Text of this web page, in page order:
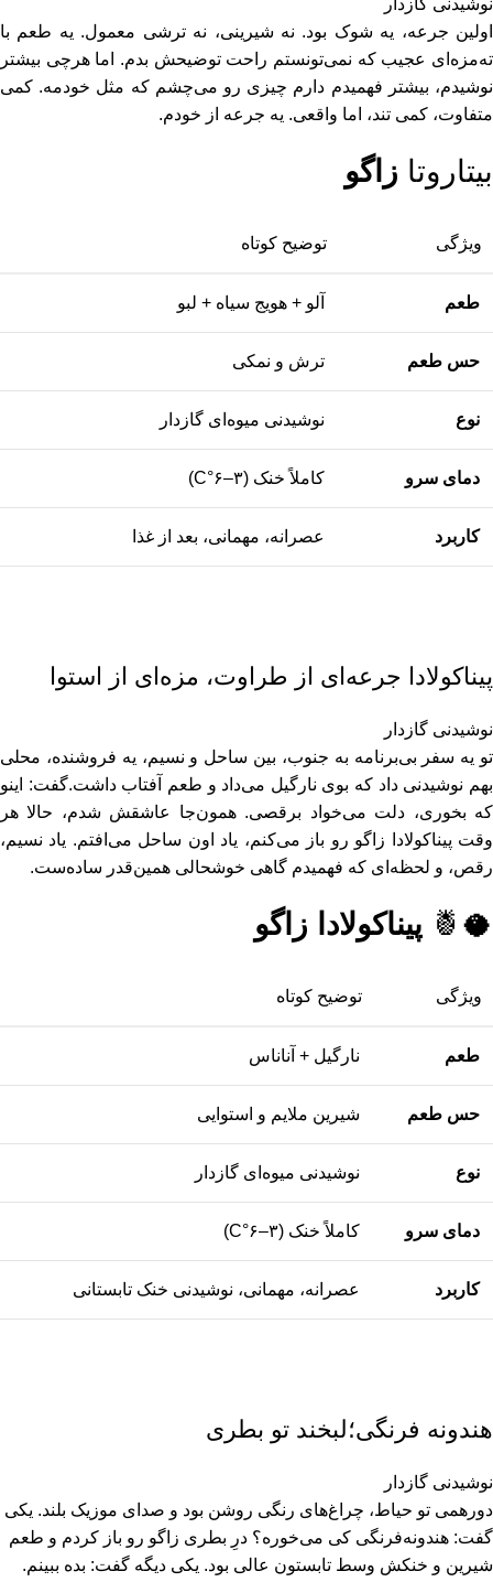
نوشیدنی گازدار
اولین جرعه، یه شوک بود. نه شیرینی، نه ترشی معمول. یه طعم با
ته‌مزه‌ای عجیب که نمی‌تونستم راحت توضیحش بدم. اما هرچی بیشتر
نوشیدم، بیشتر فهمیدم دارم چیزی رو می‌چشم که مثل خودمه. کمی
متفاوت، کمی تند، اما واقعی. یه جرعه از خودم.
بیتاروتا زاگو
ویژگی توضیح کوتاه
طعم آلو + هویج سیاه + لبو
حس طعم ترش و نمکی
نوع نوشیدنی میوه‌ای گازدار
دمای سرو کاملاً خنک (۳–۶°C)
کاربرد عصرانه، مهمانی، بعد از غذا
پیناکولادا جرعه‌ای از طراوت، مزه‌ای از استوا
نوشیدنی گازدار
تو یه سفر بی‌برنامه به جنوب، بین ساحل و نسیم، یه فروشنده، محلی
بهم نوشیدنی داد که بوی نارگیل می‌داد و طعم آفتاب داشت.گفت: اینو
که بخوری، دلت می‌خواد برقصی. همون‌جا عاشقش شدم، حالا هر
وقت پیناکولادا زاگو رو باز می‌کنم، یاد اون ساحل می‌افتم. یاد نسیم،
رقص، و لحظه‌ای که فهمیدم گاهی خوشحالی همین‌قدر ساده‌ست.
🥥🍍 پیناکولادا زاگو
ویژگی توضیح کوتاه
طعم نارگیل + آناناس
حس طعم شیرین ملایم و استوایی
نوع نوشیدنی میوه‌ای گازدار
دمای سرو کاملاً خنک (۳–۶°C)
کاربرد عصرانه، مهمانی، نوشیدنی خنک تابستانی
هندونه فرنگی؛لبخند تو بطری
نوشیدنی گازدار
دورهمی تو حیاط، چراغ‌های رنگی روشن بود و صدای موزیک بلند. یکی
گفت: هندونه‌فرنگی کی می‌خوره؟ درِ بطری زاگو رو باز کردم و طعم
شیرین و خنکش وسط تابستون عالی بود. یکی دیگه گفت: بده ببینم.